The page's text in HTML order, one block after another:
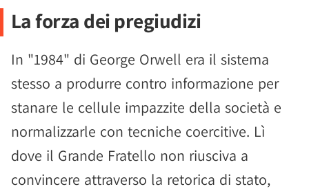
La forza dei pregiudizi
In "1984" di George Orwell era il sistema
stesso a produrre contro informazione per
stanare le cellule impazzite della società e
normalizzarle con tecniche coercitive. Lì
dove il Grande Fratello non riusciva a
convincere attraverso la retorica di stato,